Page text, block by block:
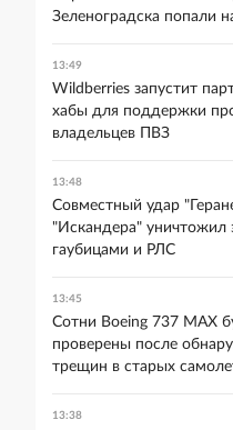
Зеленоградска попали
13:49
Wildberries запустит
хабы для поддержки
владельцев ПВЗ
13:48
Совместный удар
"Искандера" уничтожил
гаубицами и РЛС
13:45
Сотни Boeing 737 MAX
проверены после
трещин в старых
13:38